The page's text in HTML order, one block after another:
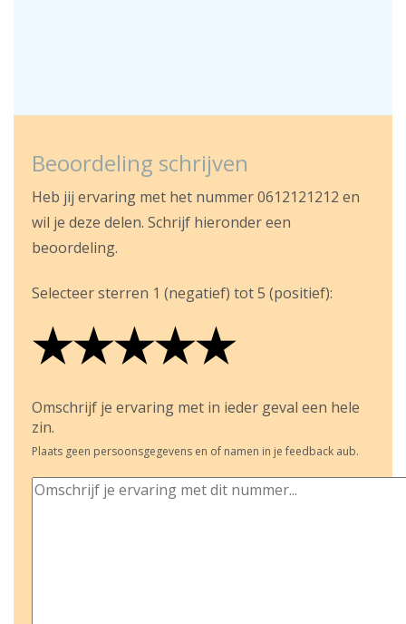
Beoordeling schrijven
Heb jij ervaring met het nummer 0612121212 en
wil je deze delen. Schrijf hieronder een
beoordeling.
Selecteer sterren 1 (negatief) tot 5 (positief):
★
★★
★★★
★★★★
★★★★★
Omschrijf je ervaring met in ieder geval een hele
zin.
Plaats geen persoonsgegevens en of namen in je feedback aub.